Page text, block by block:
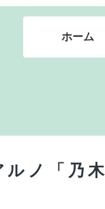
ホーム
ルノ「